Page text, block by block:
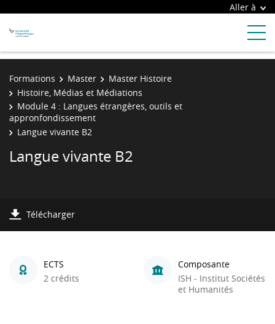
Aller à
Formations Master
Master Histoire
Histoire, Médias et Médiations
Module 4 : Langues étrangères, outils et
appronfondissement
Langue vivante B2
Langue vivante B2
Télécharger
ECTS
2 crédits
Composante
ISH - Institut Sociétés
et Humanités